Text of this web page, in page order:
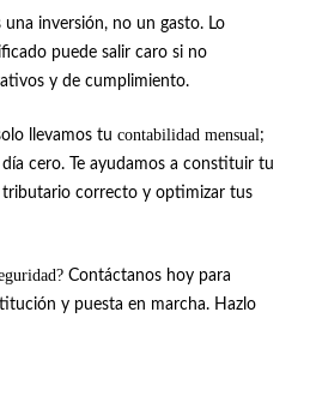
una inversión, no un gasto. Lo
puede salir caro si no
y de cumplimiento.
llevamos tu contabilidad mensual;
cero. Te ayudamos a constituir tu
tributario correcto y optimizar tus
Contáctanos hoy para
y puesta en marcha. Hazlo